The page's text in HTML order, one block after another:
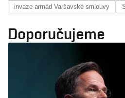
invaze armád Varšavské smlouvy
Doporučujeme